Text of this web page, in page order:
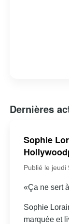
Dernières
Sophie
Publié le jeudi
«Ça ne sert
Sophie
marquée et